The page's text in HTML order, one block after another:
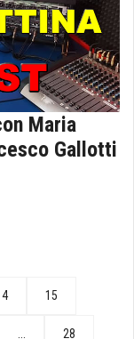
Maria
Gallotti
15
28